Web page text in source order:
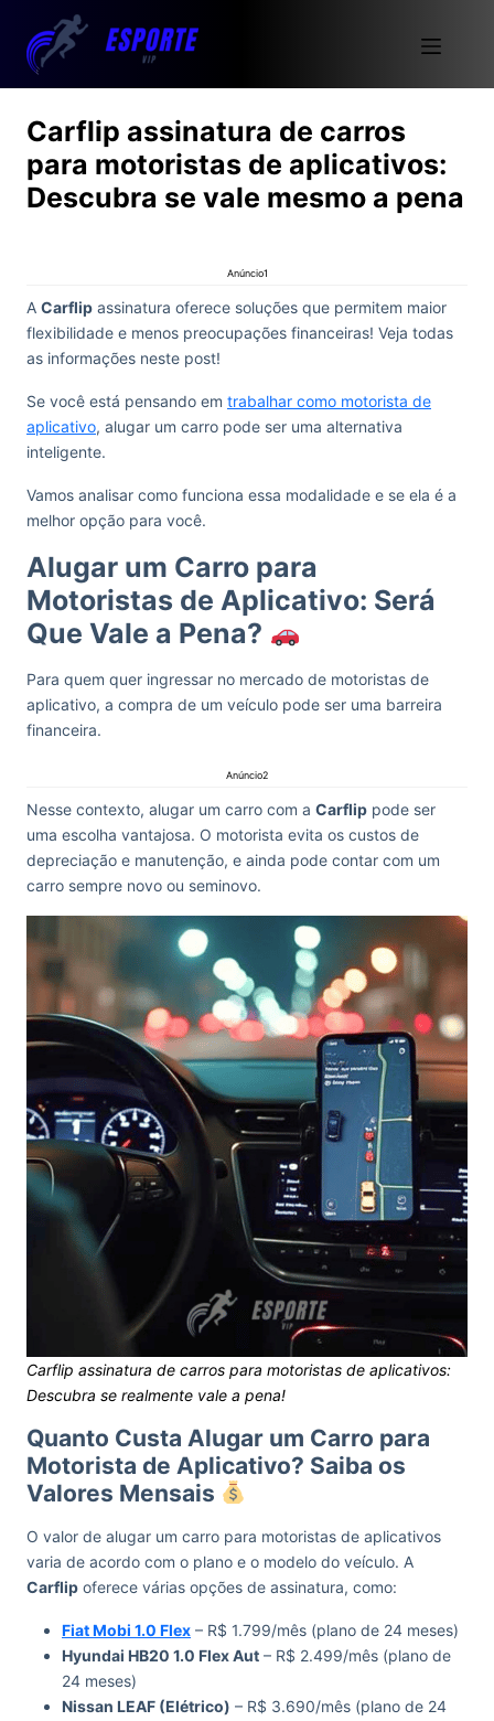
Carflip assinatura de carros
para motoristas de aplicativos:
Descubra se vale mesmo a pena
Anúncio1
A Carflip assinatura oferece soluções que permitem maior
flexibilidade e menos preocupações financeiras! Veja todas
as informações neste post!
Se você está pensando em trabalhar como motorista de
aplicativo, alugar um carro pode ser uma alternativa
inteligente.
Vamos analisar como funciona essa modalidade e se ela é a
melhor opção para você.
Alugar um Carro para
Motoristas de Aplicativo: Será
Que Vale a Pena?
Para quem quer ingressar no mercado de motoristas de
aplicativo, a compra de um veículo pode ser uma barreira
financeira.
Anúncio2
Nesse contexto, alugar um carro com a Carflip pode ser
uma escolha vantajosa. O motorista evita os custos de
depreciação e manutenção, e ainda pode contar com um
carro sempre novo ou seminovo.
Carflip assinatura de carros para motoristas de aplicativos:
Descubra se realmente vale a pena!
Quanto Custa Alugar um Carro para
Motorista de Aplicativo? Saiba os
Valores Mensais
O valor de alugar um carro para motoristas de aplicativos
varia de acordo com o plano e o modelo do veículo. A
Carflip oferece várias opções de assinatura, como:
Fiat Mobi 1.0 Flex – R$ 1.799/mês (plano de 24 meses)
Hyundai HB20 1.0 Flex Aut – R$ 2.499/mês (plano de
24 meses)
Nissan LEAF (Elétrico) – R$ 3.690/mês (plano de 24